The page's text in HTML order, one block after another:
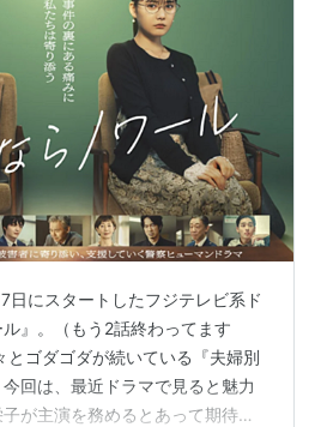
日にスタートしたフジテレビ系ド
』。（もう2話終わってます
とゴダゴダが続いている『夫婦別
回は、最近ドラマで見ると魅力
が主演を務めるとあって期待十